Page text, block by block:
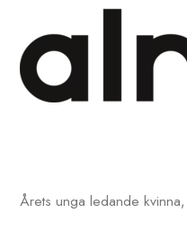
Årets unga ledande kvinna,